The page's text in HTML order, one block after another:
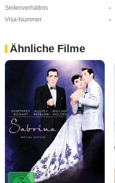
Seitenverhältnis
-
Visa-Nummer
-
Ähnliche Filme